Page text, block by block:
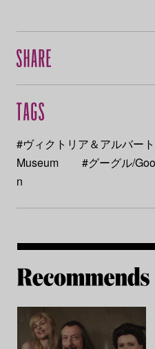
#ヴィクトリア＆アルバー
Museum
#グーグル/
n